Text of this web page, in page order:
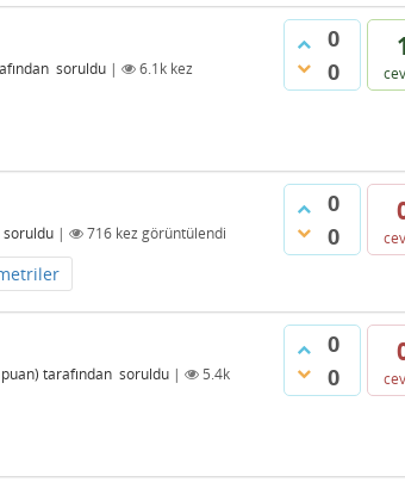
0
0
soruldu | 6.1k kez
0
0
soruldu | 716 kez görüntülendi
0
0
puan) tarafından soruldu |
5.4k